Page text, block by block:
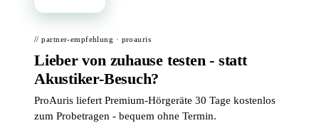
// partner-empfehlung · proauris
Lieber von zuhause testen - statt
Akustiker-Besuch?
ProAuris liefert Premium-Hörgeräte 30 Tage kostenlos
zum Probetragen - bequem ohne Termin.